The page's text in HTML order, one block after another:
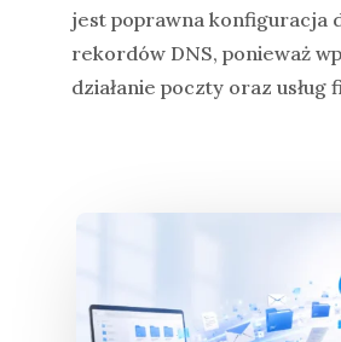
jest poprawna konfiguracja
rekordów DNS, ponieważ
działanie poczty oraz usług